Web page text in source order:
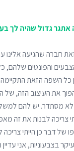
אתגר גדול שהיה לך
והפונטים שלהם,
כל השפה הזאת
את העיצוב הזה,
מסתדר. יש להם למשל
צריכה לבנות את זה
של דבר כן הייתי
בצבעוניות, אני